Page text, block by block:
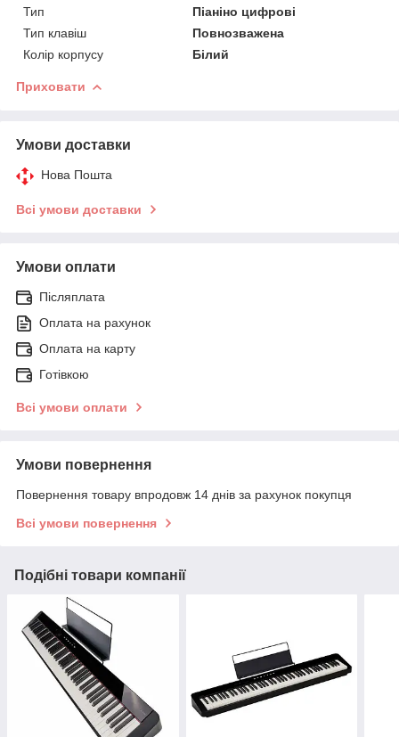
Тип
Піаніно цифрові
Тип клавіш
Повнозважена
Колір корпусу
Білий
Приховати
Умови доставки
Нова Пошта
Всі умови доставки
Умови оплати
Післяплата
Оплата на рахунок
Оплата на карту
Готівкою
Всі умови оплати
Умови повернення
Повернення товару впродовж 14 днів за рахунок покупця
Всі умови повернення
Подібні товари компанії